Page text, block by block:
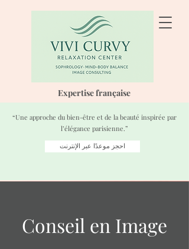
Expertise française
“Une approche du bien-être et de la beauté inspirée par
l’élégance parisienne.”
احجز موعدًا عبر الإنترنت
Conseil en Image